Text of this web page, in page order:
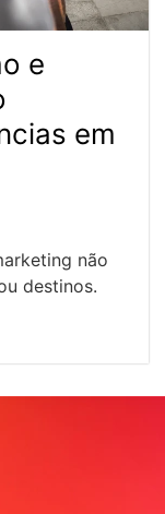
e
em
não
destinos.